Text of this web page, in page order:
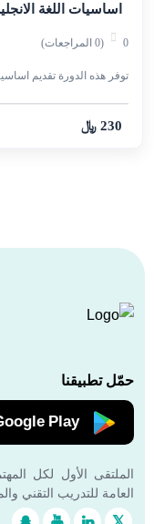
اساسيات اللغة
0 (0 المراجعات)
توفر هذه الدورة تقديم
230 ﷼
حمّل تطبيقنا
Play
الملتقى الأول لكل
العامة للتدريب التقني والمهني|